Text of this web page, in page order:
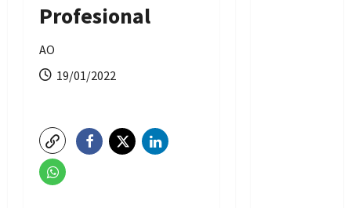
Profesional
AO
19/01/2022